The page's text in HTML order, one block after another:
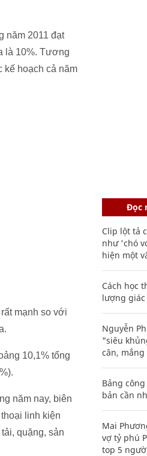
năm 2011 đạt
là 10%. Tương
kế hoạch cả năm
mạnh so với
10,1% tổng
năm nay, biên
linh kiện
quặng, sản
Đọc
Clip lột tả
như 'chó
hiện một
Cách học
lượng
Nguyễn
"siêu
cân,
Bảng
bản cần
Mai
vợ tỷ phú
top 5